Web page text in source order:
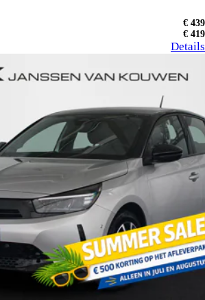
€ 439
€ 419
Details